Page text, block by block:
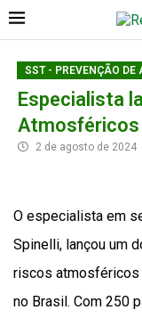
SST - PREVENÇÃO DE
Especialista
Atmosféricos
2 de agosto de 2024
O especialista em
Spinelli, lançou um
riscos atmosféricos
no Brasil. Com 250